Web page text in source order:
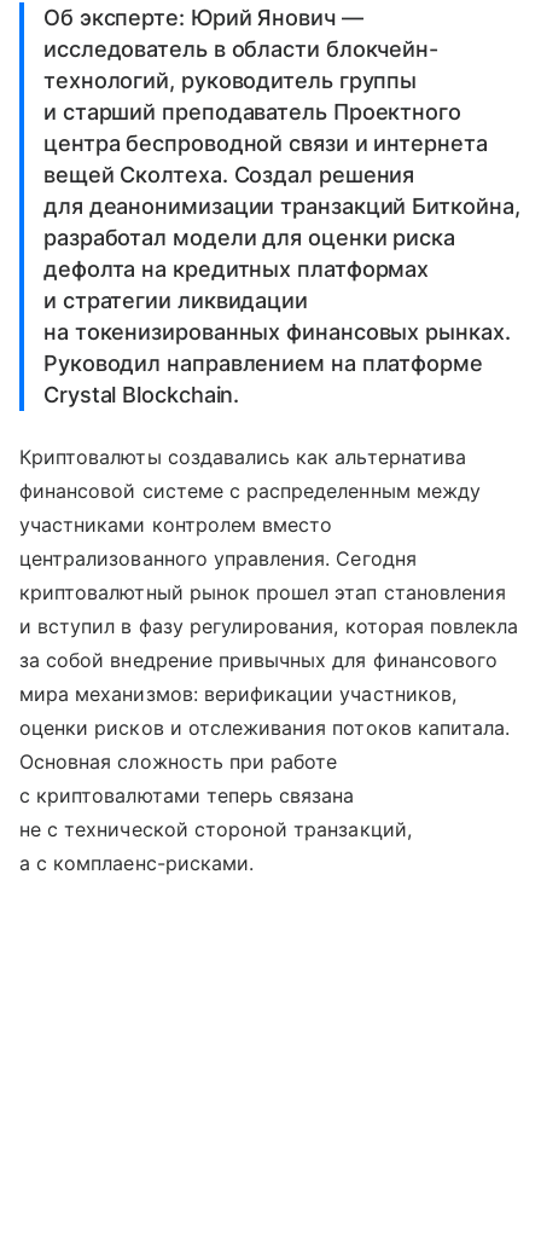
Об эксперте: Юрий Янович —
исследователь в области блокчейн-
технологий, руководитель группы
и старший преподаватель Проектного
центра беспроводной связи и интернета
вещей Сколтеха. Создал решения
для деанонимизации транзакций Биткойна,
разработал модели для оценки риска
дефолта на кредитных платформах
и стратегии ликвидации
на токенизированных финансовых рынках.
Руководил направлением на платформе
Crystal Blockchain.
Криптовалюты создавались как альтернатива
финансовой системе с распределенным между
участниками контролем вместо
централизованного управления. Сегодня
криптовалютный рынок прошел этап становления
и вступил в фазу регулирования, которая повлекла
за собой внедрение привычных для финансового
мира механизмов: верификации участников,
оценки рисков и отслеживания потоков капитала.
Основная сложность при работе
с криптовалютами теперь связана
не с технической стороной транзакций,
а с комплаенс-рисками.